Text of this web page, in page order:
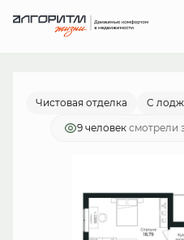
2-комнатная
от 42 327 руб./мес.
Чистовая отделка С
9 человек смотрели